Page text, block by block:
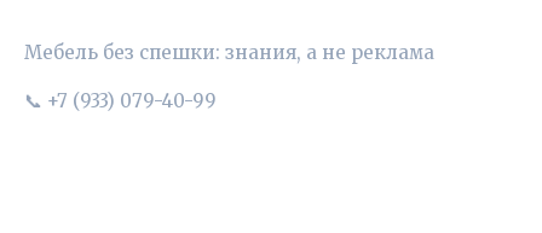
Мебель без спешки: знания, а не реклама
📞 +7 (933) 079-40-99